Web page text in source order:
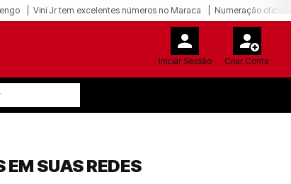
Vini Jr tem excelentes números no Maraca Numeração oficial
Iniciar Sessão Criar Conta
SUAS REDES